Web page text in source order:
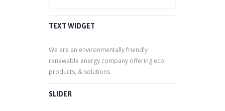
TEXT WIDGET
We are an environmentally friendly
renewable energy company offering eco
products, & solutions.
SLIDER